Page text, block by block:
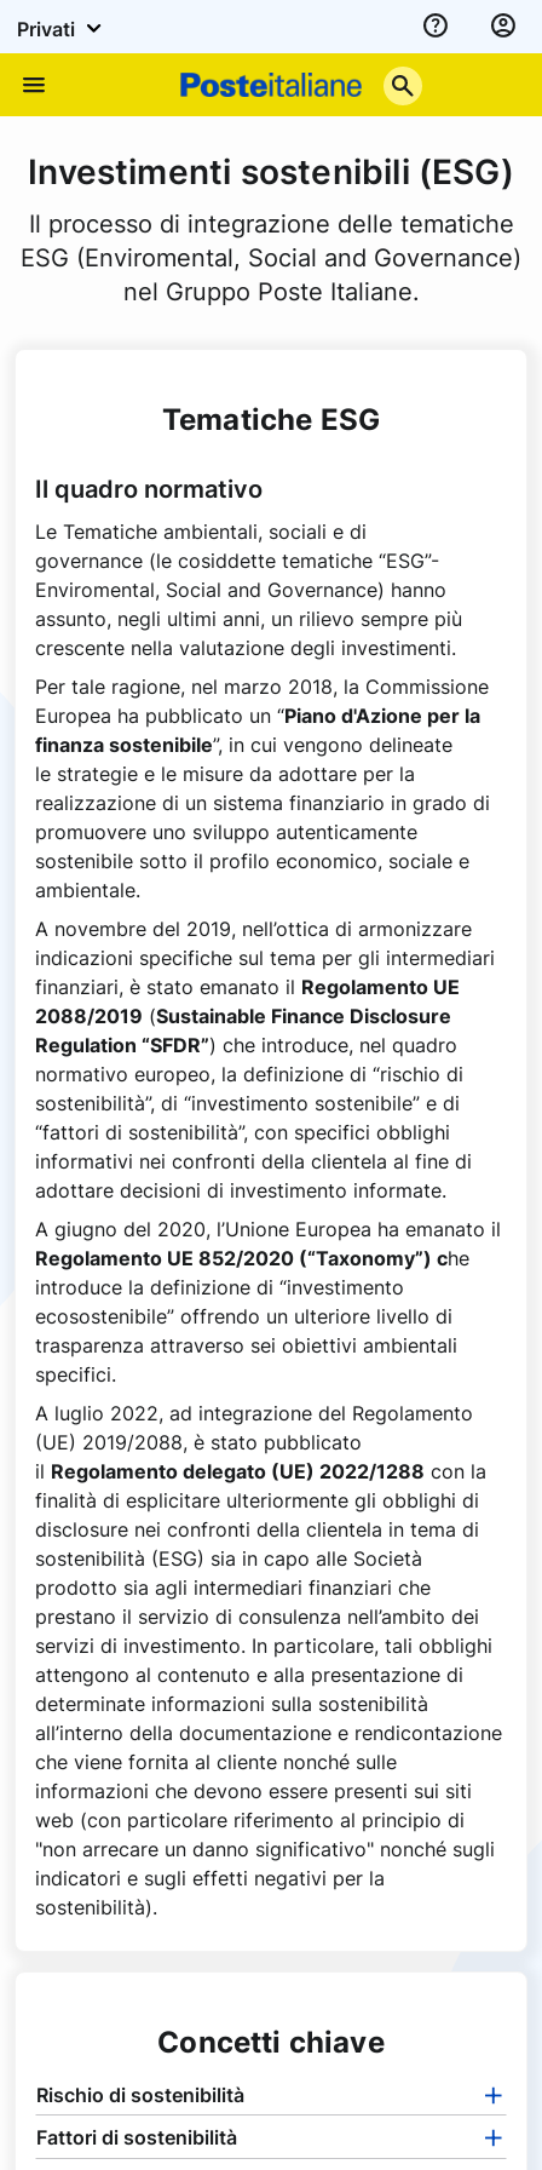
Privati
Assistenza
Italiane
Investimenti sostenibili (ESG)
Il processo di integrazione delle tematiche
ESG (Enviromental, Social and Governance)
nel Gruppo Poste Italiane.
Tematiche ESG
Il quadro normativo
Le Tematiche ambientali, sociali e di
governance (le cosiddette tematiche “ESG”-
Enviromental, Social and Governance) hanno
assunto, negli ultimi anni, un rilievo sempre più
crescente nella valutazione degli investimenti.
Per tale ragione, nel marzo 2018, la Commissione
Europea ha pubblicato un “Piano d'Azione per la
finanza sostenibile”, in cui vengono delineate
le strategie e le misure da adottare per la
realizzazione di un sistema finanziario in grado di
promuovere uno sviluppo autenticamente
sostenibile sotto il profilo economico, sociale e
ambientale.
A novembre del 2019, nell’ottica di armonizzare
indicazioni specifiche sul tema per gli intermediari
finanziari, è stato emanato il Regolamento UE
2088/2019 (Sustainable Finance Disclosure
Regulation “SFDR”) che introduce, nel quadro
normativo europeo, la definizione di “rischio di
sostenibilità”, di “investimento sostenibile” e di
“fattori di sostenibilità”, con specifici obblighi
informativi nei confronti della clientela al fine di
adottare decisioni di investimento informate.
A giugno del 2020, l’Unione Europea ha emanato il
Regolamento UE 852/2020 (“Taxonomy”) che
introduce la definizione di “investimento
ecosostenibile” offrendo un ulteriore livello di
trasparenza attraverso sei obiettivi ambientali
specifici.
A luglio 2022, ad integrazione del Regolamento
(UE) 2019/2088, è stato pubblicato
il Regolamento delegato (UE) 2022/1288 con la
finalità di esplicitare ulteriormente gli obblighi di
disclosure nei confronti della clientela in tema di
sostenibilità (ESG) sia in capo alle Società
prodotto sia agli intermediari finanziari che
prestano il servizio di consulenza nell’ambito dei
servizi di investimento. In particolare, tali obblighi
attengono al contenuto e alla presentazione di
determinate informazioni sulla sostenibilità
all’interno della documentazione e rendicontazione
che viene fornita al cliente nonché sulle
informazioni che devono essere presenti sui siti
web (con particolare riferimento al principio di
"non arrecare un danno significativo" nonché sugli
indicatori e sugli effetti negativi per la
sostenibilità).
Concetti chiave
Rischio di sostenibilità
Fattori di sostenibilità